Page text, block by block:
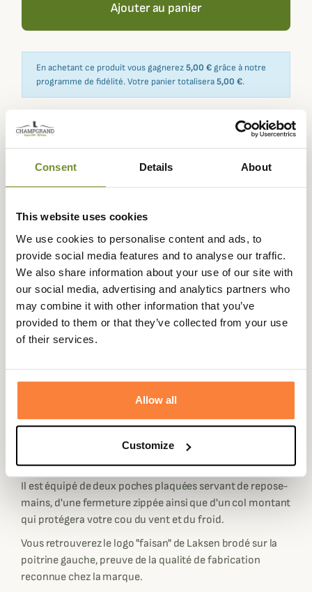
Consent Details About
This website uses cookies
We use cookies to personalise content and ads, to
provide social media features and to analyse our traffic.
We also share information about your use of our site with
our social media, advertising and analytics partners who
may combine it with other information that you’ve
provided to them or that they’ve collected from your use
of their services.
Allow all
Customize
Ajouter au panier
En achetant ce produit vous gagnerez5,00 € grâce à notre
programme de fidélité. Votre panier totalisera5,00 €.
la journée
retour sous
90 jours
sécurisé
3 fois dès 100
Description
Laksenvous propose ce superbe gilet polaire Pentland
pour femme que vous pourrez porter seul ou sous une
veste pour plus de chaleur tout en restant féminine.
qualité et polyester pour un rendu doux, confortable et
résistant afin que vous puissiez le porter
extérieur. Sa coupe est féminine et il possède des
finitions en simili daim pour une touche d'élégance
supplémentaire.
Il est équipé de deux poches plaquées servant de repose-
mains, d'une fermeture zippée ainsi que d'un col montant
qui protégera votre cou du vent et du froid.
Vous retrouverez le logo "faisan" de Laksen brodé sur la
poitrine gauche, preuve de la qualité de fabrication
reconnue chez la marque.